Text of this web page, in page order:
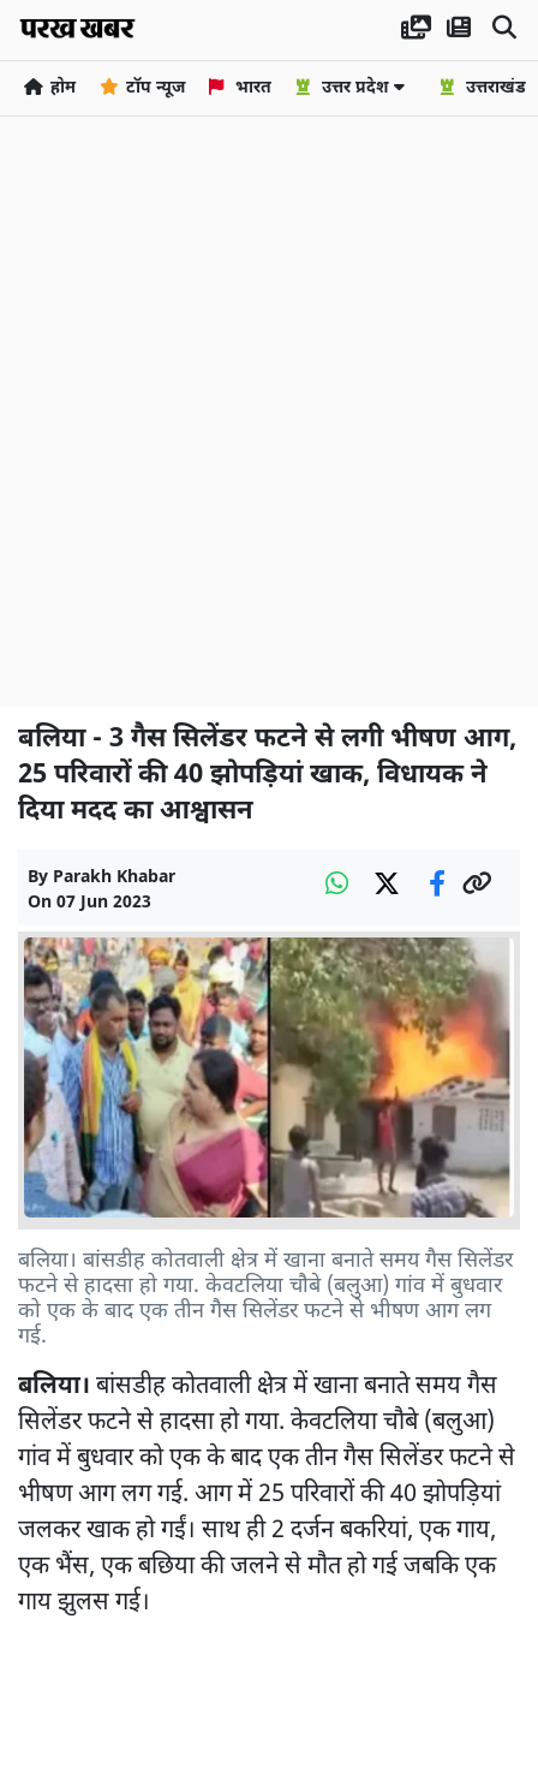
होम टॉप न्यूज भारत उत्तर प्रदेश उत्तराखंड
बलिया - 3 गैस सिलेंडर फटने से लगी भीषण आग,
25 परिवारों की 40 झोपड़ियां खाक, विधायक ने
दिया मदद का आश्वासन
By Parakh Khabar
On 07 Jun 2023
बलिया। बांसडीह कोतवाली क्षेत्र में खाना बनाते समय गैस सिलेंडर
फटने से हादसा हो गया. केवटलिया चौबे (बलुआ) गांव में बुधवार
को एक के बाद एक तीन गैस सिलेंडर फटने से भीषण आग लग
गई.
बलिया। बांसडीह कोतवाली क्षेत्र में खाना बनाते समय गैस
सिलेंडर फटने से हादसा हो गया. केवटलिया चौबे (बलुआ)
गांव में बुधवार को एक के बाद एक तीन गैस सिलेंडर फटने से
भीषण आग लग गई. आग में 25 परिवारों की 40 झोपड़ियां
जलकर खाक हो गईं। साथ ही 2 दर्जन बकरियां, एक गाय,
एक भैंस, एक बछिया की जलने से मौत हो गई जबकि एक
गाय झुलस गई।